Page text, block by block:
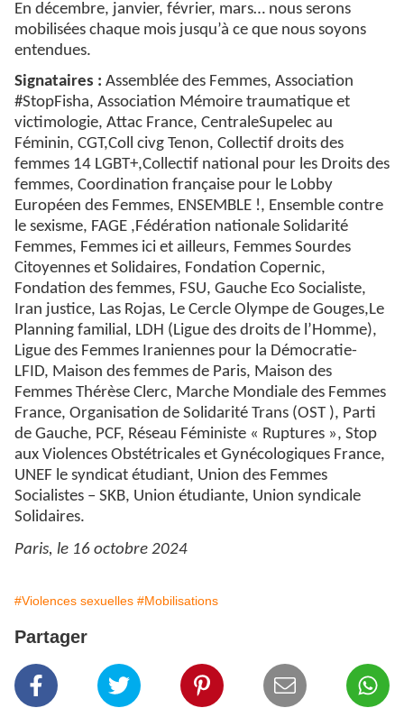
En décembre, janvier, février, mars… nous serons
mobilisées chaque mois jusqu’à ce que nous soyons
entendues.
Signataires : Assemblée des Femmes, Association
#StopFisha, Association Mémoire traumatique et
victimologie, Attac France, CentraleSupelec au
Féminin, CGT,Coll civg Tenon, Collectif droits des
femmes 14 LGBT+,Collectif national pour les Droits des
femmes, Coordination française pour le Lobby
Européen des Femmes, ENSEMBLE !, Ensemble contre
le sexisme, FAGE ,Fédération nationale Solidarité
Femmes, Femmes ici et ailleurs, Femmes Sourdes
Citoyennes et Solidaires, Fondation Copernic,
Fondation des femmes, FSU, Gauche Eco Socialiste,
Iran justice, Las Rojas, Le Cercle Olympe de Gouges,Le
Planning familial, LDH (Ligue des droits de l’Homme),
Ligue des Femmes Iraniennes pour la Démocratie-
LFID, Maison des femmes de Paris, Maison des
Femmes Thérèse Clerc, Marche Mondiale des Femmes
France, Organisation de Solidarité Trans (OST ), Parti
de Gauche, PCF, Réseau Féministe « Ruptures », Stop
aux Violences Obstétricales et Gynécologiques France,
UNEF le syndicat étudiant, Union des Femmes
Socialistes – SKB, Union étudiante, Union syndicale
Solidaires.
Paris, le 16 octobre 2024
#Violences sexuelles #Mobilisations
Partager